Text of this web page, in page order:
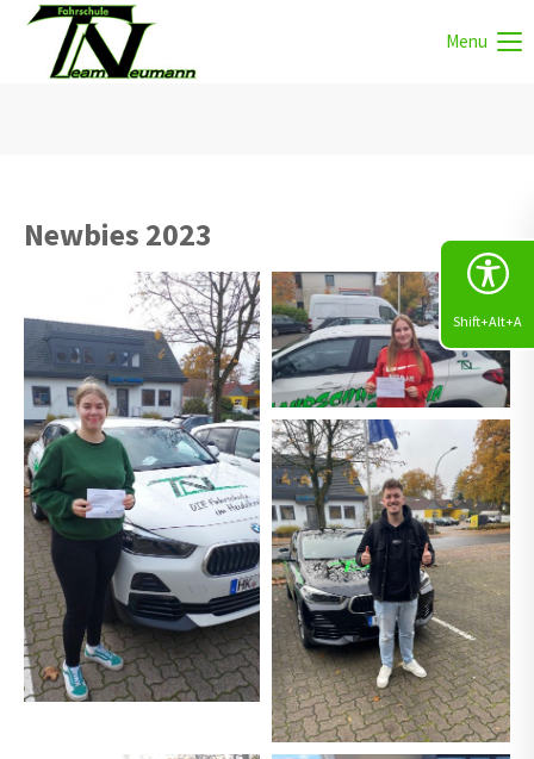
Menu
Newbies 2023
Shift+Alt+A